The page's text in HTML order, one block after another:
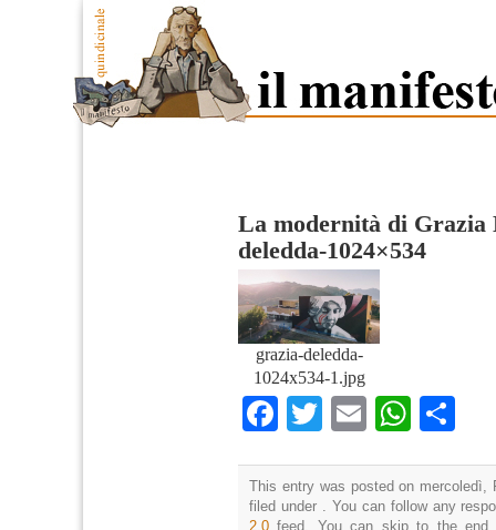
La modernità di Grazia
deledda-1024×534
grazia-deledda-
1024x534-1.jpg
Facebook
TwitterEmail
This entry was posted on mercoledì,
filed under . You can follow any
2.0 feed. You can skip to the end